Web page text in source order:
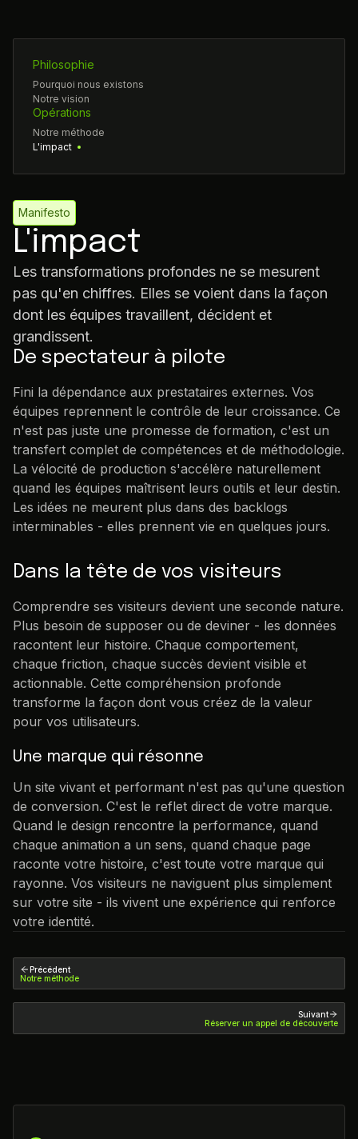
Philosophie
Pourquoi nous existons
Notre vision
Opérations
Notre méthode
L'impact
Manifesto
L'impact
Les transformations profondes ne se mesurent
pas qu'en chiffres. Elles se voient dans la façon
dont les équipes travaillent, décident et
grandissent.
De spectateur à pilote
Fini la dépendance aux prestataires externes. Vos
équipes reprennent le contrôle de leur croissance. Ce
n'est pas juste une promesse de formation, c'est un
transfert complet de compétences et de méthodologie.
La vélocité de production s'accélère naturellement
quand les équipes maîtrisent leurs outils et leur destin.
Les idées ne meurent plus dans des backlogs
interminables - elles prennent vie en quelques jours.
Dans la tête de vos visiteurs
Comprendre ses visiteurs devient une seconde nature.
Plus besoin de supposer ou de deviner - les données
racontent leur histoire. Chaque comportement,
chaque friction, chaque succès devient visible et
actionnable. Cette compréhension profonde
transforme la façon dont vous créez de la valeur
pour vos utilisateurs.
Une marque qui résonne
Un site vivant et performant n'est pas qu'une question
de conversion. C'est le reflet direct de votre marque.
Quand le design rencontre la performance, quand
chaque animation a un sens, quand chaque page
raconte votre histoire, c'est toute votre marque qui
rayonne. Vos visiteurs ne naviguent plus simplement
sur votre site - ils vivent une expérience qui renforce
votre identité.
Précédent
Notre méthode
Suivant
Réserver un appel de découverte